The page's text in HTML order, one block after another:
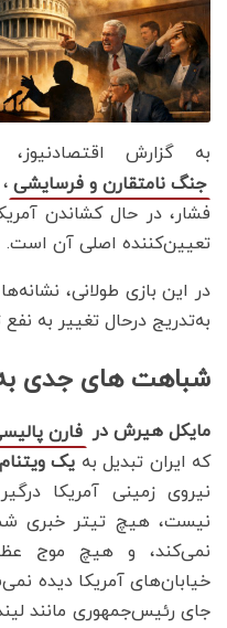
به گزارش
جنگ نامتقارن و فرسایشی
فشار، در حال کشاندن
تعیین‌کننده اصلی آن است.
در این بازی طولانی،
به‌تدریج درحال تغییر به
شباهت های جدی
مایکل هیرش در فارن
که ایران تبدیل به یک ویتنام
نیروی زمینی آمریکا
نیست، هیچ تیتر خبری
نمی‌کند، و هیچ موج
خیابان‌های آمریکا دیده
جای رئیس‌جمهوری مانند